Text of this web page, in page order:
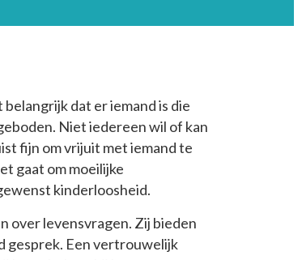
dat er iemand is die
Niet iedereen wil of kan
fijn om vrijuit met iemand te
gaat om moeilijke
kinderloosheid.
over levensvragen. Zij bieden
gesprek. Een vertrouwelijk